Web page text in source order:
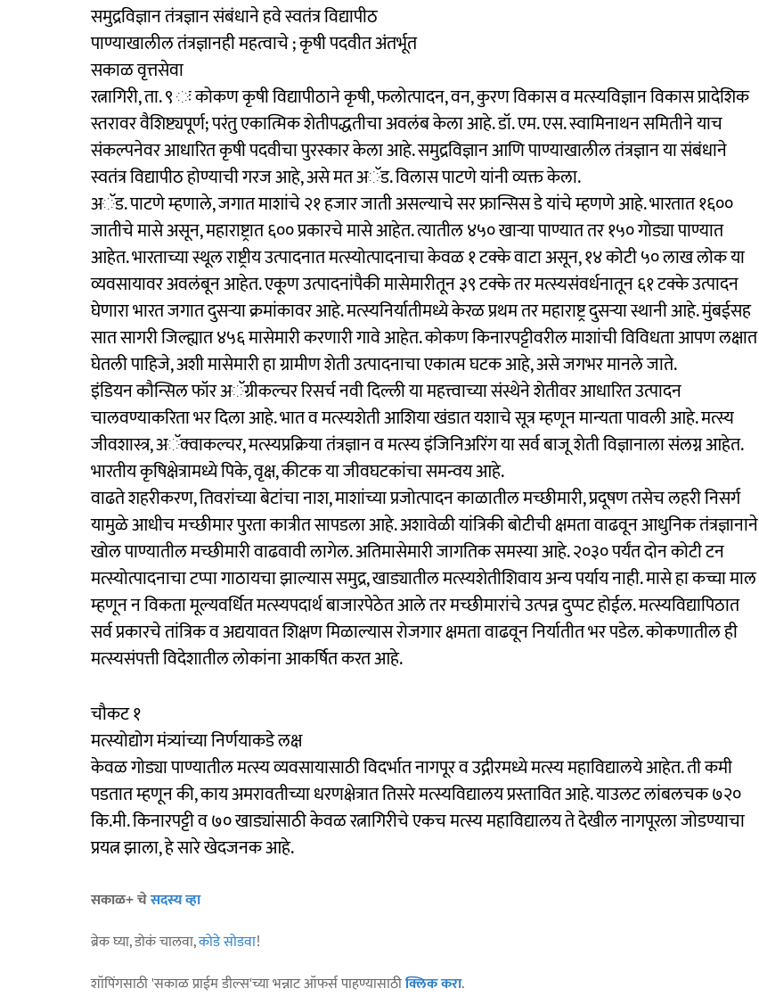
समुद्रविज्ञान तंत्रज्ञान संबंधाने हवे स्वतंत्र विद्यापीठ
पाण्याखालील तंत्रज्ञानही महत्वाचे ; कृषी पदवीत अंतर्भूत
सकाळ वृत्तसेवा
रत्नागिरी, ता. ९ ः कोकण कृषी विद्यापीठाने कृषी, फलोत्पादन, वन, कुरण विकास व मत्स्यविज्ञान विकास प्रादेशिक
स्तरावर वैशिष्ट्यपूर्ण; परंतु एकात्मिक शेतीपद्धतीचा अवलंब केला आहे. डॉ. एम. एस. स्वामिनाथन समितीने याच
संकल्पनेवर आधारित कृषी पदवीचा पुरस्कार केला आहे. समुद्रविज्ञान आणि पाण्याखालील तंत्रज्ञान या संबंधाने
स्वतंत्र विद्यापीठ होण्याची गरज आहे, असे मत अॅड. विलास पाटणे यांनी व्यक्त केला.
अॅड. पाटणे म्हणाले, जगात माशांचे २१ हजार जाती असल्याचे सर फ्रान्सिस डे यांचे म्हणणे आहे. भारतात १६००
जातीचे मासे असून, महाराष्ट्रात ६०० प्रकारचे मासे आहेत. त्यातील ४५० खाऱ्या पाण्यात तर १५० गोड्या पाण्यात
आहेत. भारताच्या स्थूल राष्ट्रीय उत्पादनात मत्स्योत्पादनाचा केवळ १ टक्के वाटा असून, १४ कोटी ५० लाख लोक या
व्यवसायावर अवलंबून आहेत. एकूण उत्पादनांपैकी मासेमारीतून ३९ टक्के तर मत्स्यसंवर्धनातून ६१ टक्के उत्पादन
घेणारा भारत जगात दुसऱ्या क्रमांकावर आहे. मत्स्यनिर्यातीमध्ये केरळ प्रथम तर महाराष्ट्र दुसऱ्या स्थानी आहे. मुंबईसह
सात सागरी जिल्ह्यात ४५६ मासेमारी करणारी गावे आहेत. कोकण किनारपट्टीवरील माशांची विविधता आपण लक्षात
घेतली पाहिजे, अशी मासेमारी हा ग्रामीण शेती उत्पादनाचा एकात्म घटक आहे, असे जगभर मानले जाते.
इंडियन कौन्सिल फॉर अॅग्रीकल्चर रिसर्च नवी दिल्ली या महत्त्वाच्या संस्थेने शेतीवर आधारित उत्पादन
चालवण्याकरिता भर दिला आहे. भात व मत्स्यशेती आशिया खंडात यशाचे सूत्र म्हणून मान्यता पावली आहे. मत्स्य
जीवशास्त्र, अॅक्वाकल्चर, मत्स्यप्रक्रिया तंत्रज्ञान व मत्स्य इंजिनिअरिंग या सर्व बाजू शेती विज्ञानाला संलग्न आहेत.
भारतीय कृषिक्षेत्रामध्ये पिके, वृक्ष, कीटक या जीवघटकांचा समन्वय आहे.
वाढते शहरीकरण, तिवरांच्या बेटांचा नाश, माशांच्या प्रजोत्पादन काळातील मच्छीमारी, प्रदूषण तसेच लहरी निसर्ग
यामुळे आधीच मच्छीमार पुरता कात्रीत सापडला आहे. अशावेळी यांत्रिकी बोटीची क्षमता वाढवून आधुनिक तंत्रज्ञानाने
खोल पाण्यातील मच्छीमारी वाढवावी लागेल. अतिमासेमारी जागतिक समस्या आहे. २०३० पर्यंत दोन कोटी टन
मत्स्योत्पादनाचा टप्पा गाठायचा झाल्यास समुद्र, खाड्यातील मत्स्यशेतीशिवाय अन्य पर्याय नाही. मासे हा कच्चा माल
म्हणून न विकता मूल्यवर्धित मत्स्यपदार्थ बाजारपेठेत आले तर मच्छीमारांचे उत्पन्न दुप्पट होईल. मत्स्यविद्यापिठात
सर्व प्रकारचे तांत्रिक व अद्ययावत शिक्षण मिळाल्यास रोजगार क्षमता वाढवून निर्यातीत भर पडेल. कोकणातील ही
मत्स्यसंपत्ती विदेशातील लोकांना आकर्षित करत आहे.
चौकट १
मत्स्योद्योग मंत्र्यांच्या निर्णयाकडे लक्ष
केवळ गोड्या पाण्यातील मत्स्य व्यवसायासाठी विदर्भात नागपूर व उद्गीरमध्ये मत्स्य महाविद्यालये आहेत. ती कमी
पडतात म्हणून की, काय अमरावतीच्या धरणक्षेत्रात तिसरे मत्स्यविद्यालय प्रस्तावित आहे. याउलट लांबलचक ७२०
कि.मी. किनारपट्टी व ७० खाड्यांसाठी केवळ रत्नागिरीचे एकच मत्स्य महाविद्यालय ते देखील नागपूरला जोडण्याचा
प्रयत्न झाला, हे सारे खेदजनक आहे.
सकाळ+ चेसदस्य व्हा
ब्रेक घ्या, डोकं चालवा,कोडे सोडवा!
शॉपिंगसाठी 'सकाळ प्राईम डील्स'च्या भन्नाट ऑफर्स पाहण्यासाठीक्लिक करा.